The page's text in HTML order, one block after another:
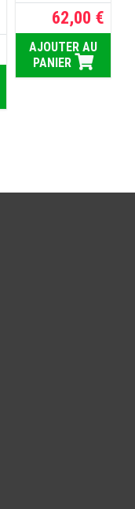
62,00 €
AJOUTER AU
PANIER